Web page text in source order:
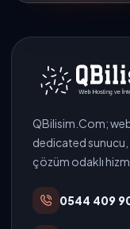
QBilisim.Com;
dedicated sunucu,
çözüm odaklı
0544 409